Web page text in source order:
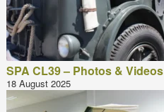
SPA CL39 – Photos & Videos
18 August 2025